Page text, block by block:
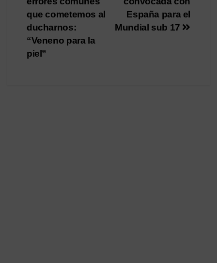
entradas
España para el
Mundial sub 17
que cometemos al
ducharnos:
“Veneno para la
piel”